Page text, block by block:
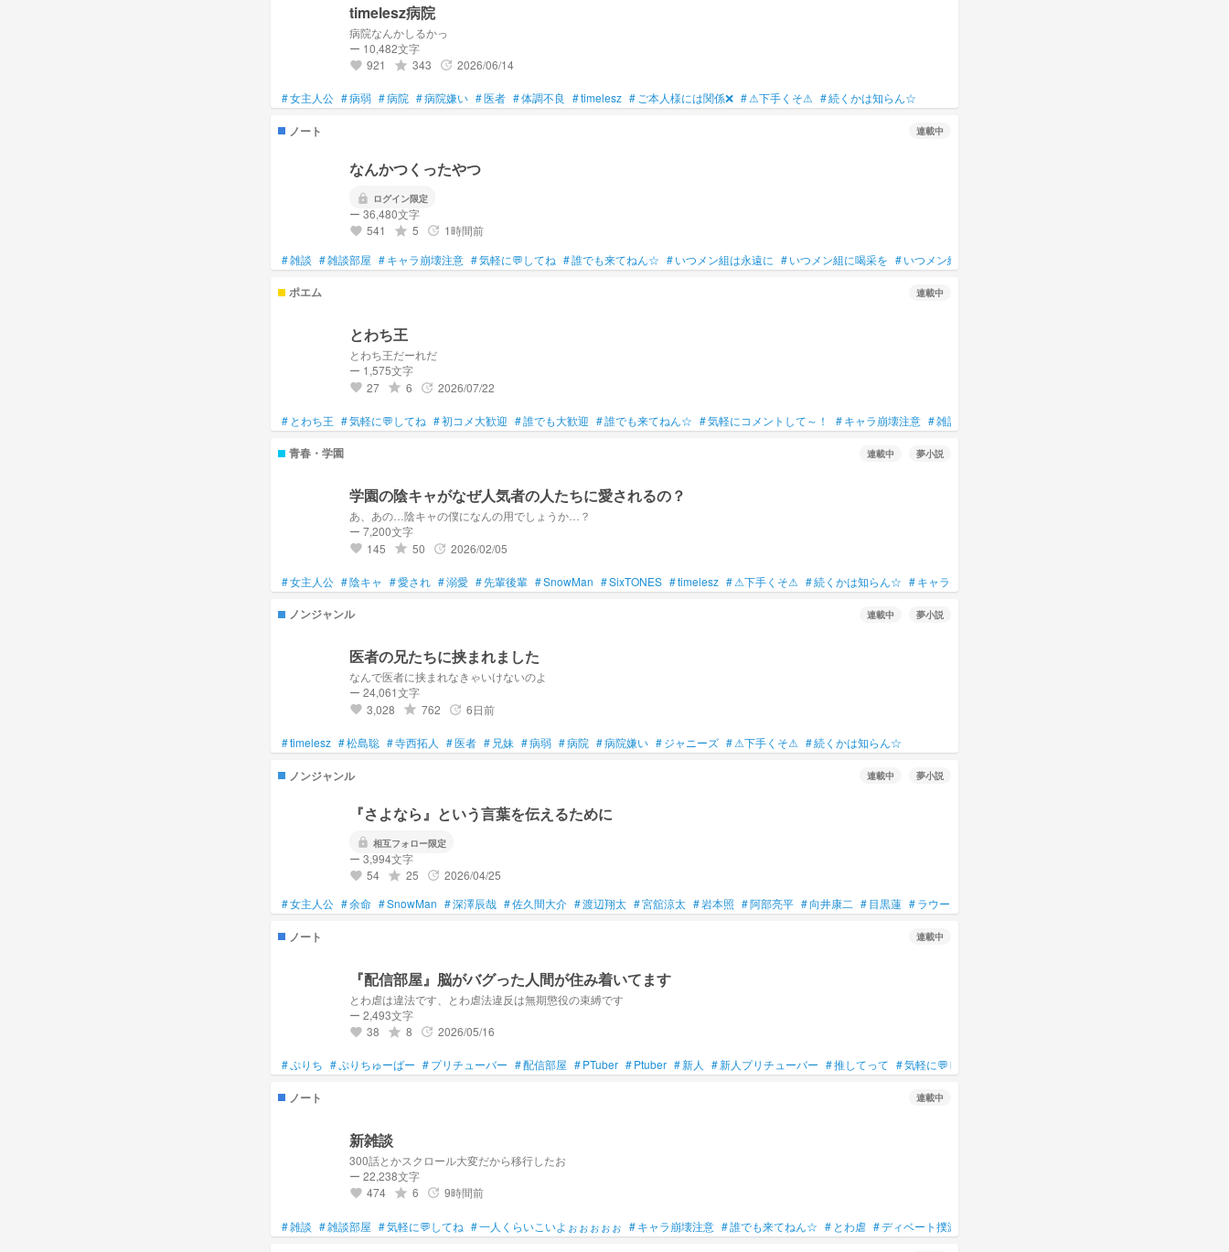
timelesz病院
病院なんかしるかっ
ー 10,482文字
favorite 921 grade 343 update 2026/06/14
#女主人公 #病弱 #病院 #病院嫌い #医者 #体調不良 #timelesz #ご本人様には関係❌ #⚠下手くそ⚠ #続くかは知らん☆
ノート 連載中
なんかつくったやつ
lock ログイン限定
ー 36,480文字
favorite 541 grade 5 update 1時間前
#雑談 #雑談部屋 #キャラ崩壊注意 #気軽に💬してね #誰でも来てねん☆ #いつメン組は永遠に #いつメン組に喝采を #いつメン組は今日も一緒
ポエム 連載中
とわち王
とわち王だーれだ
ー 1,575文字
favorite 27 grade 6 update 2026/07/22
# とわち王 #気軽に💬してね #初コメ大歓迎 #誰でも大歓迎 #誰でも来てねん☆ #気軽にコメントして～！ #キャラ崩壊注意 #雑談
青春・学園 連載中 夢小説
学園の陰キャがなぜ人気者の人たちに愛されるの？
あ、あの…陰キャの僕になんの用でしょうか…？
ー 7,200文字
favorite 145 grade 50 update 2026/02/05
#女主人公 #陰キャ #愛され #溺愛 #先輩後輩 #SnowMan #SixTONES #timelesz #⚠下手くそ⚠ #続くかは知らん☆ #キャラ崩壊注意
ノンジャンル 連載中 夢小説
医者の兄たちに挟まれました
なんで医者に挟まれなきゃいけないのよ
ー 24,061文字
favorite 3,028 grade 762 update 6日前
#timelesz #松島聡 #寺西拓人 #医者 # 兄妹 #病弱 #病院 #病院嫌い #ジャニーズ #⚠下手くそ⚠ #続くかは知らん☆
ノンジャンル 連載中 夢小説
『さよなら』という言葉を伝えるために
lock 相互フォロー限定
ー 3,994文字
favorite 54 grade 25 update 2026/04/25
#女主人公 #余命 #SnowMan #深澤辰哉 #佐久間大介 #渡辺翔太 #宮舘涼太 #岩本照 #阿部亮平 #向井康二 #目黒蓮 #ラウール
ノート 連載中
『配信部屋』脳がバグった人間が住み着いてます
とわ虐は違法です、とわ虐法違反は無期懲役の束縛です
ー 2,493文字
favorite 38 grade 8 update 2026/05/16
#ぷりち #ぷりちゅーばー #プリチューバー #配信部屋 #PTuber #Ptuber #新人 #新人プリチューバー #推してって #気軽に💬してね
ノート 連載中
新雑談
300話とかスクロール大変だから移行したお
ー 22,238文字
favorite 474 grade 6 update 9時間前
#雑談 #雑談部屋 #気軽に💬してね #一人くらいこいよぉぉぉぉぉ #キャラ崩壊注意 #誰でも来てねん☆ # とわ虐 #ディベート撲滅委員会